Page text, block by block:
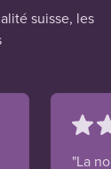
suisse, les
"La